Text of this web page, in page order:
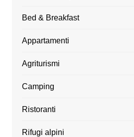
Bed & Breakfast
Appartamenti
Agriturismi
Camping
Ristoranti
Rifugi alpini